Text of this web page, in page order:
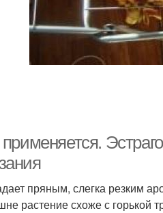
применяется.
пряным, слегка резким
растение схоже с горькой